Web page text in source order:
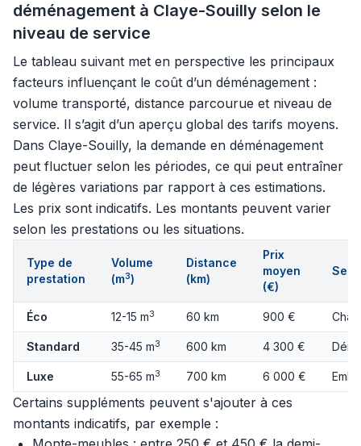
déménagement à Claye-Souilly selon le
niveau de service
Le tableau suivant met en perspective les principaux
facteurs influençant le coût d’un déménagement :
volume transporté, distance parcourue et niveau de
service. Il s’agit d’un aperçu global des tarifs moyens.
Dans Claye-Souilly, la demande en déménagement
peut fluctuer selon les périodes, ce qui peut entraîner
de légères variations par rapport à ces estimations.
Les prix sont indicatifs. Les montants peuvent varier
selon les prestations ou les situations.
Type de
prestation
Volume
(m3)
Distance
(km)
Prix
moyen
(€)
Éco 12-15 m3 60 km 900 €
Standard 35-45 m3 600 km 4 300 €
Luxe 55-65 m3 700 km 6 000 €
Certains suppléments peuvent s'ajouter à ces
montants indicatifs, par exemple :